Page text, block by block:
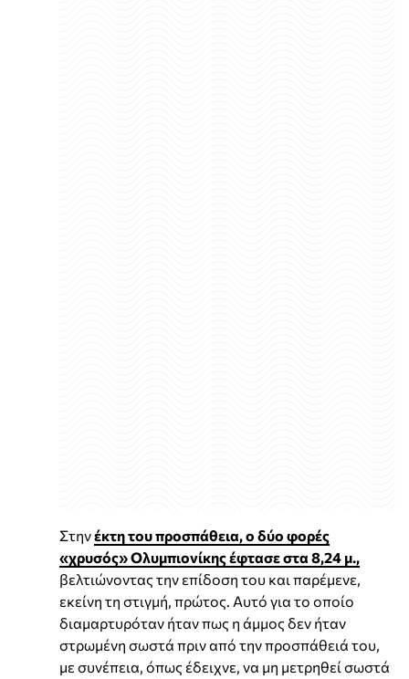
Στηνέκτη του προσπάθεια, ο δύο φορές
«χρυσός» Ολυμπιονίκης έφτασε στα 8,24 μ.,
βελτιώνοντας την επίδοση του και παρέμενε,
εκείνη τη στιγμή, πρώτος. Αυτό για το οποίο
διαμαρτυρόταν ήταν πως η άμμος δεν ήταν
στρωμένη σωστά πριν από την προσπάθειά του,
με συνέπεια, όπως έδειχνε, να μη μετρηθεί σωστά